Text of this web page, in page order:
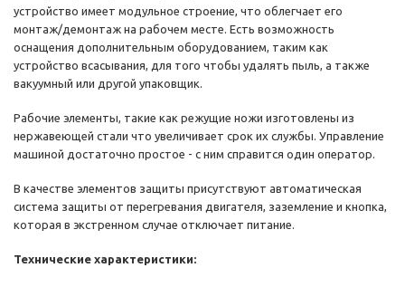
устройство имеет модульное строение, что облегчает его
монтаж/демонтаж на рабочем месте. Есть возможность
оснащения дополнительным оборудованием, таким как
устройство всасывания, для того чтобы удалять пыль, а также
вакуумный или другой упаковщик.
Рабочие элементы, такие как режущие ножи изготовлены из
нержавеющей стали что увеличивает срок их службы. Управление
машиной достаточно простое - с ним справится один оператор.
В качестве элементов защиты присутствуют автоматическая
система защиты от перегревания двигателя, заземление и кнопка,
которая в экстренном случае отключает питание.
Технические характеристики: